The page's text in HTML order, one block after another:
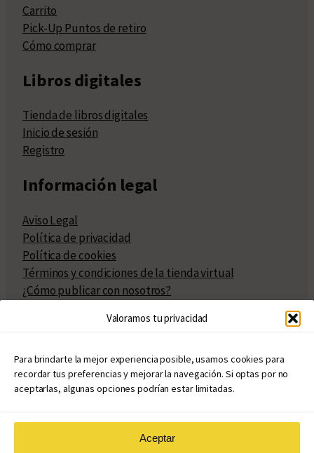
Valoramos tu privacidad
Para brindarte la mejor experiencia posible, usamos cookies para
recordar tus preferencias y mejorar la navegación. Si optas por no
aceptarlas, algunas opciones podrían estar limitadas.
Aceptar
Carrito
Pick-Up Puntos de retiro
Cómo comprar
Libros digitales
Tienda de libros digitales
Inicio de sesión
Registro
Información legal
Aviso Legal
Política de privacidad
Política de cookies
Términos y condiciones de la tienda virtual
¿Cómo publicar con nosotros?
Políticas de publicación
Políticas de coedición
Atribuciones